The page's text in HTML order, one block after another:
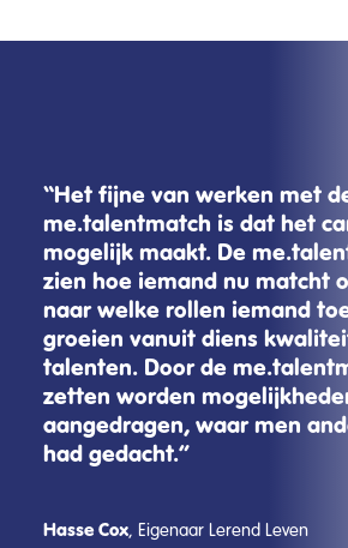
“Het fijne van werken met
me.talentmatch is dat het
mogelijk maakt. De
zien hoe iemand nu matcht
naar welke rollen iemand
groeien vanuit diens
talenten. Door de
zetten worden
aangedragen, waar men
had gedacht.”
Hasse Cox, Eigenaar Lerend Leven